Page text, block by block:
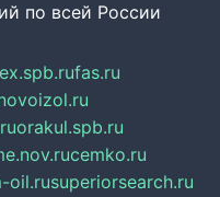
по всей России
fas.ru
orakul.spb.ru
cemko.ru
oil.rusuperiorsearch.ru